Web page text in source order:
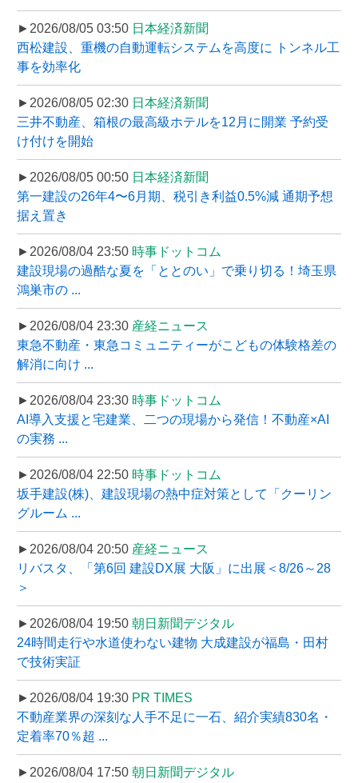
►2026/08/05 03:50 日本経済新聞
西松建設、重機の自動運転システムを高度に トンネル工
事を効率化
►2026/08/05 02:30 日本経済新聞
三井不動産、箱根の最高級ホテルを12月に開業 予約受
け付けを開始
►2026/08/05 00:50 日本経済新聞
第一建設の26年4〜6月期、税引き利益0.5%減 通期予想
据え置き
►2026/08/04 23:50 時事ドットコム
建設現場の過酷な夏を「ととのい」で乗り切る！埼玉県
鴻巣市の ...
►2026/08/04 23:30 産経ニュース
東急不動産・東急コミュニティーがこどもの体験格差の
解消に向け ...
►2026/08/04 23:30 時事ドットコム
AI導入支援と宅建業、二つの現場から発信！不動産×AI
の実務 ...
►2026/08/04 22:50 時事ドットコム
坂手建設(株)、建設現場の熱中症対策として「クーリン
グルーム ...
►2026/08/04 20:50 産経ニュース
リバスタ、「第6回 建設DX展 大阪」に出展＜8/26～28
＞
►2026/08/04 19:50 朝日新聞デジタル
24時間走行や水道使わない建物 大成建設が福島・田村
で技術実証
►2026/08/04 19:30 PR TIMES
不動産業界の深刻な人手不足に一石、紹介実績830名・
定着率70％超 ...
►2026/08/04 17:50 朝日新聞デジタル